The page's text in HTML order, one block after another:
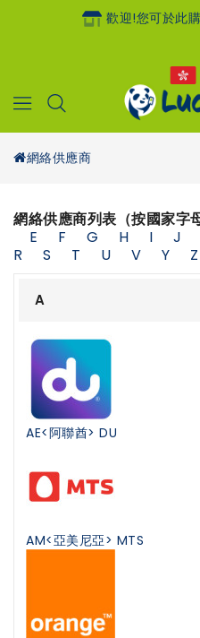
歡迎!您可於此
網絡供應商
網絡供應商列表（按國家字
E
F G H I J
R
S T U V Y Z
A
AE<阿聯酋> DU
AM<亞美尼亞> MTS